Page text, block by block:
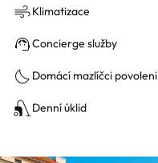
Klimatizace
Concierge služby
Domácí mazlíčci povoleni
Denní úklid